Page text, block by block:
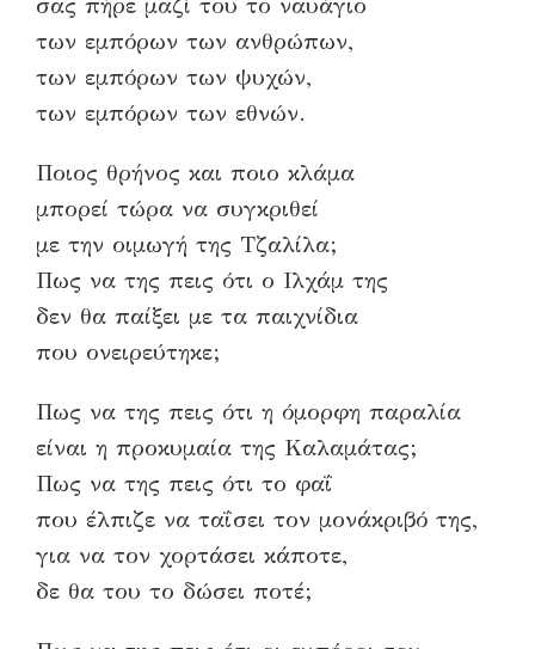
των εμπόρων των ανθρώπων,
των εμπόρων των ψυχών,
των εμπόρων των εθνών.
Ποιος θρήνος και ποιο κλάμα
μπορεί τώρα να συγκριθεί
με την οιμωγή της Τζαλίλα;
Πως να της πεις ότι ο Ιλχάμ της
δεν θα παίξει με τα παιχνίδια
που ονειρεύτηκε;
Πως να της πεις ότι η όμορφη παραλία
είναι η προκυμαία της Καλαμάτας;
Πως να της πεις ότι το φαΐ
που έλπιζε να ταΐσει τον μονάκριβό της,
για να τον χορτάσει κάποτε,
δε θα του το δώσει ποτέ;